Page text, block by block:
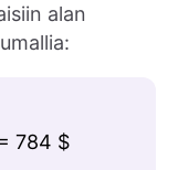
alan
784 $